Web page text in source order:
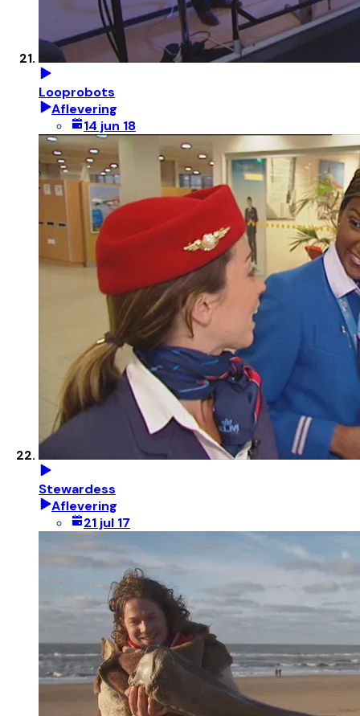
Looprobots
Aflevering
14 jun 18
Stewardess
Aflevering
21 jul 17